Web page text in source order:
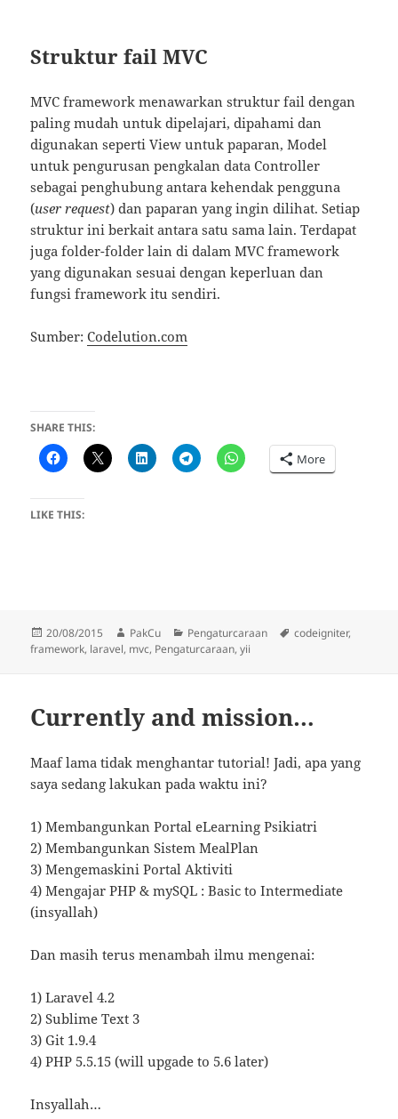
Struktur fail MVC
MVC framework menawarkan struktur fail dengan
paling mudah untuk dipelajari, dipahami dan
digunakan seperti View untuk paparan, Model
untuk pengurusan pengkalan data Controller
sebagai penghubung antara kehendak pengguna
(user request) dan paparan yang ingin dilihat. Setiap
struktur ini berkait antara satu sama lain. Terdapat
juga folder-folder lain di dalam MVC framework
yang digunakan sesuai dengan keperluan dan
fungsi framework itu sendiri.
Sumber:Codelution.com
SHARE THIS:
More
LIKE THIS:
Posted
on
20/08/2015 Author
PakCu Categories
Pengaturcaraan Tags
codeigniter,
framework, laravel, mvc, Pengaturcaraan,yii
Currently and mission…
Maaf lama tidak menghantar tutorial! Jadi, apa yang
saya sedang lakukan pada waktu ini?
1) Membangunkan Portal eLearning Psikiatri
2) Membangunkan Sistem MealPlan
3) Mengemaskini Portal Aktiviti
4) Mengajar PHP & mySQL : Basic to Intermediate
(insyallah)
Dan masih terus menambah ilmu mengenai:
1) Laravel 4.2
2) Sublime Text 3
3) Git 1.9.4
4) PHP 5.5.15 (will upgade to 5.6 later)
Insyallah…